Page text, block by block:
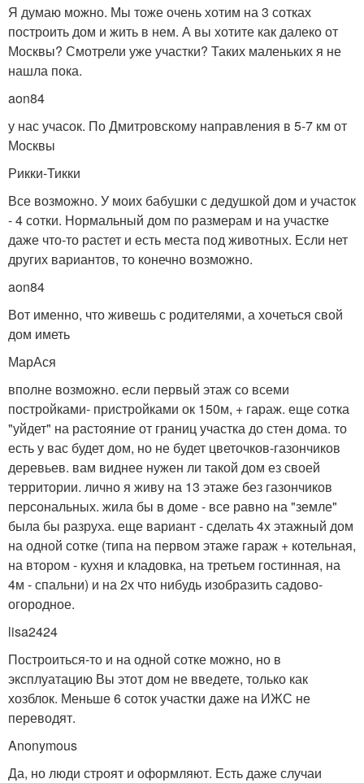
Я думаю можно. Мы тоже очень хотим на 3 сотках
построить дом и жить в нем. А вы хотите как далеко от
Москвы? Смотрели уже участки? Таких маленьких я не
нашла пока.
aon84
у нас учасок. По Дмитровскому направления в 5-7 км от
Москвы
Рикки-Тикки
Все возможно. У моих бабушки с дедушкой дом и участок
- 4 сотки. Нормальный дом по размерам и на участке
даже что-то растет и есть места под животных. Если нет
других вариантов, то конечно возможно.
aon84
Вот именно, что живешь с родителями, а хочеться свой
дом иметь
МарАся
вполне возможно. если первый этаж со всеми
постройками- пристройками ок 150м, + гараж. еще сотка
"уйдет" на растояние от границ участка до стен дома. то
есть у вас будет дом, но не будет цветочков-газончиков
деревьев. вам виднее нужен ли такой дом ез своей
территории. лично я живу на 13 этаже без газончиков
персональных. жила бы в доме - все равно на "земле"
была бы разруха. еще вариант - сделать 4х этажный дом
на одной сотке (типа на первом этаже гараж + котельная,
на втором - кухня и кладовка, на третьем гостинная, на
4м - спальни) и на 2х что нибудь изобразить садово-
огородное.
lisa2424
Построиться-то и на одной сотке можно, но в
эксплуатацию Вы этот дом не введете, только как
хозблок. Меньше 6 соток участки даже на ИЖС не
переводят.
Anonymous
Да, но люди строят и оформляют. Есть даже случаи